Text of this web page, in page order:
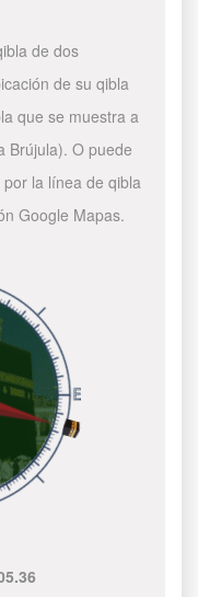
de dos
de su qibla
que se muestra a
Brújula). O puede
la línea de qibla
Google Mapas.